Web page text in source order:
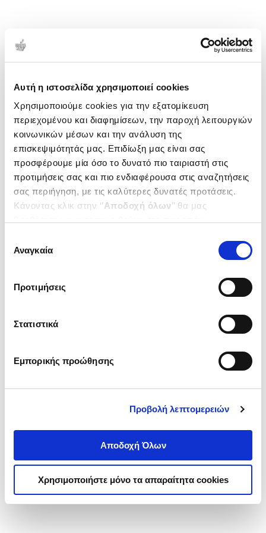
Αυτή η ιστοσελίδα χρησιμοποιεί cookies
Χρησιμοποιούμε cookies για την εξατομίκευση
περιεχομένου και διαφημίσεων, την παροχή λειτουργιών
κοινωνικών μέσων και την ανάλυση της
επισκεψιμότητάς μας. Επιδίωξη μας είναι σας
προσφέρουμε μία όσο το δυνατό πιο ταιριαστή στις
προτιμήσεις σας και πιο ενδιαφέρουσα στις αναζητήσεις
σας περιήγηση, με τις καλύτερες δυνατές προτάσεις.
Κάνοντας κλικ στην ‘’Αποδοχή όλων’’ θα μας
ενδιαφέρουν και να επιλέξετε από τα παρακάτω με την
΄΄και να ενημερωθείτε σχετικά με
συγκατάθεσης
Αναγκαία
Προτιμήσεις
Στατιστικά
Εμπορικής προώθησης
Προβολή λεπτομερειών
Αποδοχή Όλων
Χρησιμοποιήστε μόνο τα απαραίτητα cookies